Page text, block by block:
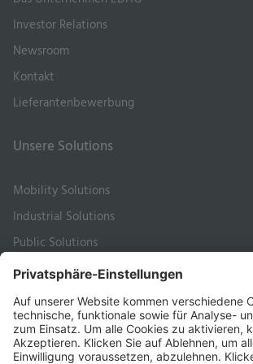
Investor Relations
Newsroom
Kontakt
Lieferantenbewerbung
Unsere Solutions
Mobility Solutions
Industrial Solutions
Public Solutions
Rechtliches
Impressum
Datenschutzerklärung Kunden und